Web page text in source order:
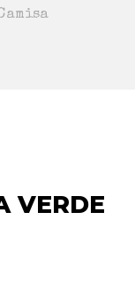
VERDE